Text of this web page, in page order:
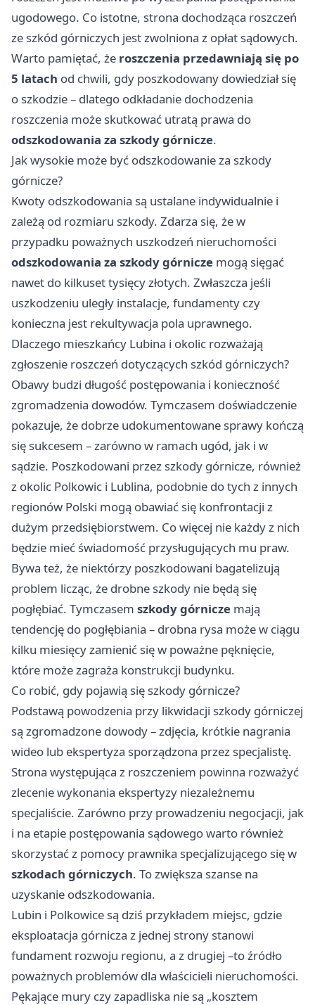
ugodowego. Co istotne, strona dochodząca roszczeń
ze szkód górniczych jest zwolniona z opłat sądowych.
Warto pamiętać, że roszczenia przedawniają się po
5 latach od chwili, gdy poszkodowany dowiedział się
o szkodzie – dlatego odkładanie dochodzenia
roszczenia może skutkować utratą prawa do
odszkodowania za szkody górnicze.
Jak wysokie może być odszkodowanie za szkody
górnicze?
Kwoty odszkodowania są ustalane indywidualnie i
zależą od rozmiaru szkody. Zdarza się, że w
przypadku poważnych uszkodzeń nieruchomości
odszkodowania za szkody górnicze mogą sięgać
nawet do kilkuset tysięcy złotych. Zwłaszcza jeśli
uszkodzeniu uległy instalacje, fundamenty czy
konieczna jest rekultywacja pola uprawnego.
Dlaczego mieszkańcy Lubina i okolic rozważają
zgłoszenie roszczeń dotyczących szkód górniczych?
Obawy budzi długość postępowania i konieczność
zgromadzenia dowodów. Tymczasem doświadczenie
pokazuje, że dobrze udokumentowane sprawy kończą
się sukcesem – zarówno w ramach ugód, jak i w
sądzie. Poszkodowani przez szkody górnicze, również
z okolic Polkowic i Lublina, podobnie do tych z innych
regionów Polski mogą obawiać się konfrontacji z
dużym przedsiębiorstwem. Co więcej nie każdy z nich
będzie mieć świadomość przysługujących mu praw.
Bywa też, że niektórzy poszkodowani bagatelizują
problem licząc, że drobne szkody nie będą się
pogłębiać. Tymczasem szkody górnicze mają
tendencję do pogłębiania – drobna rysa może w ciągu
kilku miesięcy zamienić się w poważne pęknięcie,
które może zagraża konstrukcji budynku.
Co robić, gdy pojawią się szkody górnicze?
Podstawą powodzenia przy likwidacji szkody górniczej
są zgromadzone dowody – zdjęcia, krótkie nagrania
wideo lub ekspertyza sporządzona przez specjalistę.
Strona występująca z roszczeniem powinna rozważyć
zlecenie wykonania ekspertyzy niezależnemu
specjaliście. Zarówno przy prowadzeniu negocjacji, jak
i na etapie postępowania sądowego warto również
skorzystać z pomocy prawnika specjalizującego się w
szkodach górniczych. To zwiększa szanse na
uzyskanie odszkodowania.
Lubin i Polkowice są dziś przykładem miejsc, gdzie
eksploatacja górnicza z jednej strony stanowi
fundament rozwoju regionu, a z drugiej –to źródło
poważnych problemów dla właścicieli nieruchomości.
Pękające mury czy zapadliska nie są „kosztem